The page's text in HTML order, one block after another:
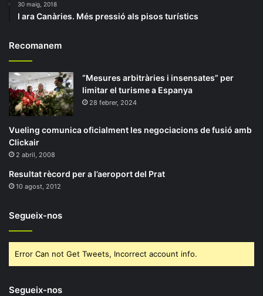
30 maig, 2018
I ara Canàries. Més pressió als pisos turístics
Recomanem
“Mesures arbitràries i insensates” per
limitar el turisme a Espanya
28 febrer, 2024
Vueling comunica oficialment les negociacions de fusió amb
Clickair
2 abril, 2008
Resultat rècord per a l’aeroport del Prat
10 agost, 2012
Segueix-nos
Error Can not Get Tweets, Incorrect account info.
Segueix-nos